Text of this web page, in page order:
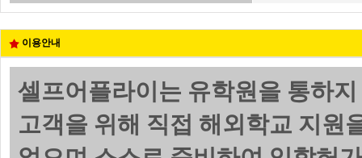
이용안내
셀프어플라이는 유학원을 통하
고객을 위해 직접 해외학교 지원